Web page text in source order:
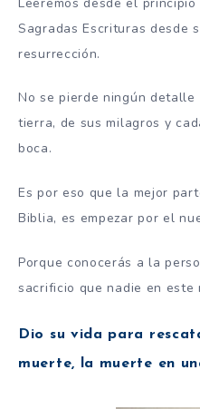
Sagradas Escrituras desde
resurrección.
No se pierde ningún
tierra, de sus milagros y
boca.
Es por eso que la mejor
Biblia, es empezar por el
Porque conocerás a la
sacrificio que nadie en este
Dio su vida para
muerte, la muerte en